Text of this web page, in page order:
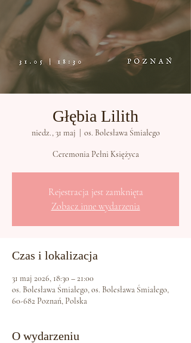
Głębia Lilith
niedz., 31 maj os. Bolesława Śmiałego
Ceremonia Pełni Księżyca
Rejestracja jest zamknięta
Zobacz inne wydarzenia
Czas i lokalizacja
31 maj 2026, 18:30 – 21:00
os. Bolesława Śmiałego, os. Bolesława Śmiałego,
60-682 Poznań, Polska
O wydarzeniu